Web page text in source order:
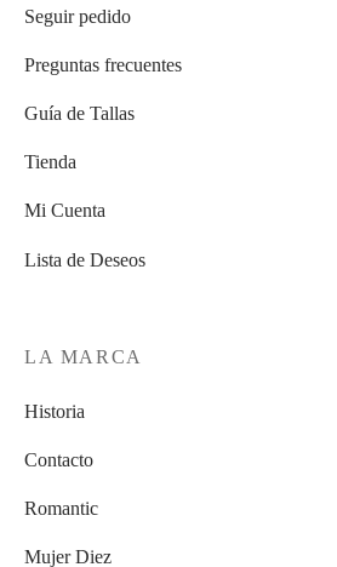
Seguir pedido
Preguntas frecuentes
Guía de Tallas
Tienda
Mi Cuenta
Lista de Deseos
LA MARCA
Historia
Contacto
Romantic
Mujer Diez